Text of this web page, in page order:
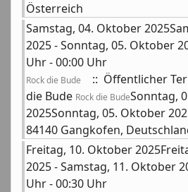
Österreich
Samstag, 04. Oktober
2025 - Sonntag, 05. Oktober
Uhr - 00:00 Uhr
Rock die Bude
:: Öffentlicher
die Bude Rock die BudeSonntag,
2025Sonntag, 05. Oktober
84140 Gangkofen,
Freitag, 10. Oktober
2025 - Samstag, 11. Oktober
Uhr - 00:30 Uhr